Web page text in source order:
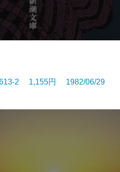
2 1,155円 1982/06/29